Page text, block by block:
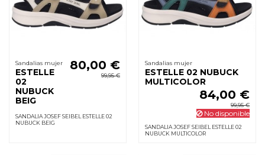
Sandalias mujer
ESTELLE
02
NUBUCK
BEIG
80,00 €
99,95 €
SANDALIA JOSEF SEIBEL ESTELLE 02
NUBUCK BEIG
Sandalias mujer
ESTELLE 02 NUBUCK
MULTICOLOR
84,00 €
99,95 €
No disponible
SANDALIA JOSEF SEIBEL ESTELLE 02
NUBUCK MULTICOLOR